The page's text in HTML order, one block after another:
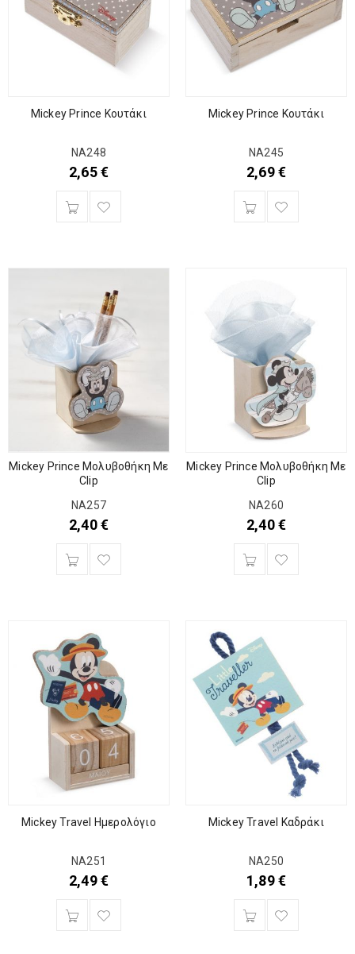
Mickey Prince Κουτάκι
ΝΑ248
2,65€
Mickey Prince Κουτάκι
ΝΑ245
2,69€
Mickey Prince Μολυβοθήκη Με
Clip
ΝΑ257
2,40€
Mickey Prince Μολυβοθήκη Με
Clip
ΝΑ260
2,40€
Mickey Travel Ημερολόγιο
ΝΑ251
2,49€
Mickey Travel Καδράκι
ΝΑ250
1,89€